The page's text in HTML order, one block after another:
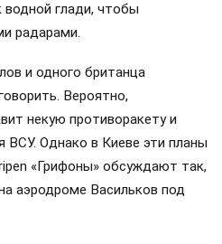
водной глади, чтобы
радарами.
и одного британца
Вероятно,
некую противоракету и
ВСУ. Однако в Киеве эти планы
«Грифоны» обсуждают так,
аэродроме Васильков под